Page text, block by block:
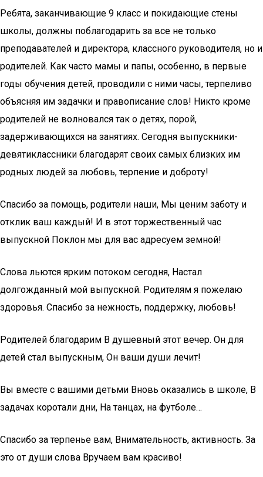
Ребята, заканчивающие 9 класс и покидающие стены
школы, должны поблагодарить за все не только
преподавателей и директора, классного руководителя, но и
родителей. Как часто мамы и папы, особенно, в первые
годы обучения детей, проводили с ними часы, терпеливо
объясняя им задачки и правописание слов! Никто кроме
родителей не волновался так о детях, порой,
задерживающихся на занятиях. Сегодня выпускники-
девятиклассники благодарят своих самых близких им
родных людей за любовь, терпение и доброту!
Спасибо за помощь, родители наши, Мы ценим заботу и
отклик ваш каждый! И в этот торжественный час
выпускной Поклон мы для вас адресуем земной!
Слова льются ярким потоком сегодня, Настал
долгожданный мой выпускной. Родителям я пожелаю
здоровья. Спасибо за нежность, поддержку, любовь!
Родителей благодарим В душевный этот вечер. Он для
детей стал выпускным, Он ваши души лечит!
Вы вместе с вашими детьми Вновь оказались в школе, В
задачах коротали дни, На танцах, на футболе…
Спасибо за терпенье вам, Внимательность, активность. За
это от души слова Вручаем вам красиво!